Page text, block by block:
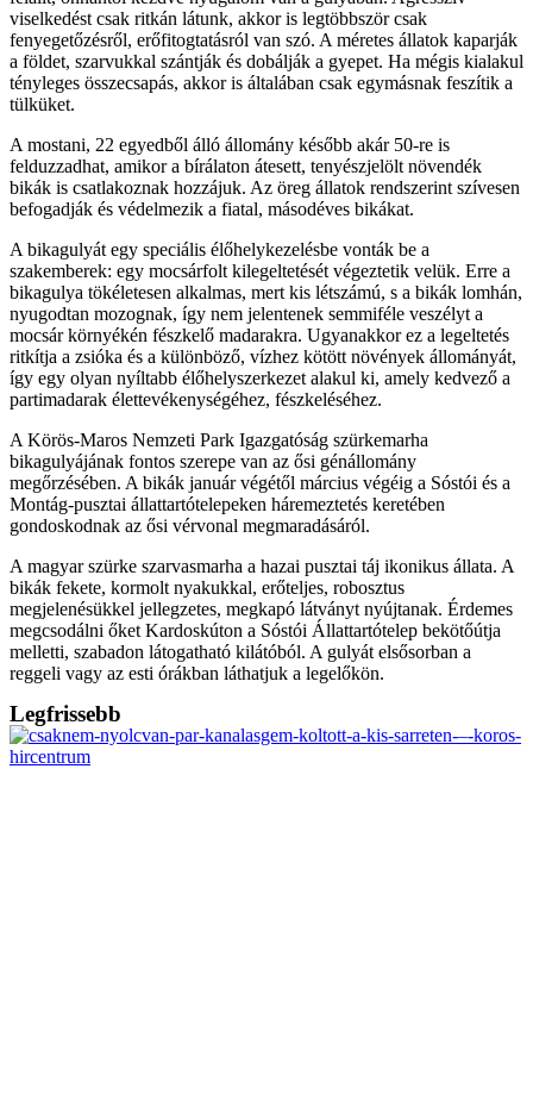
viselkedést csak ritkán látunk, akkor is legtöbbször csak
fenyegetőzésről, erőfitogtatásról van szó. A méretes állatok kaparják
a földet, szarvukkal szántják és dobálják a gyepet. Ha mégis kialakul
tényleges összecsapás, akkor is általában csak egymásnak feszítik a
tülküket.
A mostani, 22 egyedből álló állomány később akár 50-re is
felduzzadhat, amikor a bírálaton átesett, tenyészjelölt növendék
bikák is csatlakoznak hozzájuk. Az öreg állatok rendszerint szívesen
befogadják és védelmezik a fiatal, másodéves bikákat.
A bikagulyát egy speciális élőhelykezelésbe vonták be a
szakemberek: egy mocsárfolt kilegeltetését végeztetik velük. Erre a
bikagulya tökéletesen alkalmas, mert kis létszámú, s a bikák lomhán,
nyugodtan mozognak, így nem jelentenek semmiféle veszélyt a
mocsár környékén fészkelő madarakra. Ugyanakkor ez a legeltetés
ritkítja a zsióka és a különböző, vízhez kötött növények állományát,
így egy olyan nyíltabb élőhelyszerkezet alakul ki, amely kedvező a
partimadarak élettevékenységéhez, fészkeléséhez.
A Körös-Maros Nemzeti Park Igazgatóság szürkemarha
bikagulyájának fontos szerepe van az ősi génállomány
megőrzésében. A bikák január végétől március végéig a Sóstói és a
Montág-pusztai állattartótelepeken háremeztetés keretében
gondoskodnak az ősi vérvonal megmaradásáról.
A magyar szürke szarvasmarha a hazai pusztai táj ikonikus állata. A
bikák fekete, kormolt nyakukkal, erőteljes, robosztus
megjelenésükkel jellegzetes, megkapó látványt nyújtanak. Érdemes
megcsodálni őket Kardoskúton a Sóstói Állattartótelep bekötőútja
melletti, szabadon látogatható kilátóból. A gulyát elsősorban a
reggeli vagy az esti órákban láthatjuk a legelőkön.
Legfrissebb